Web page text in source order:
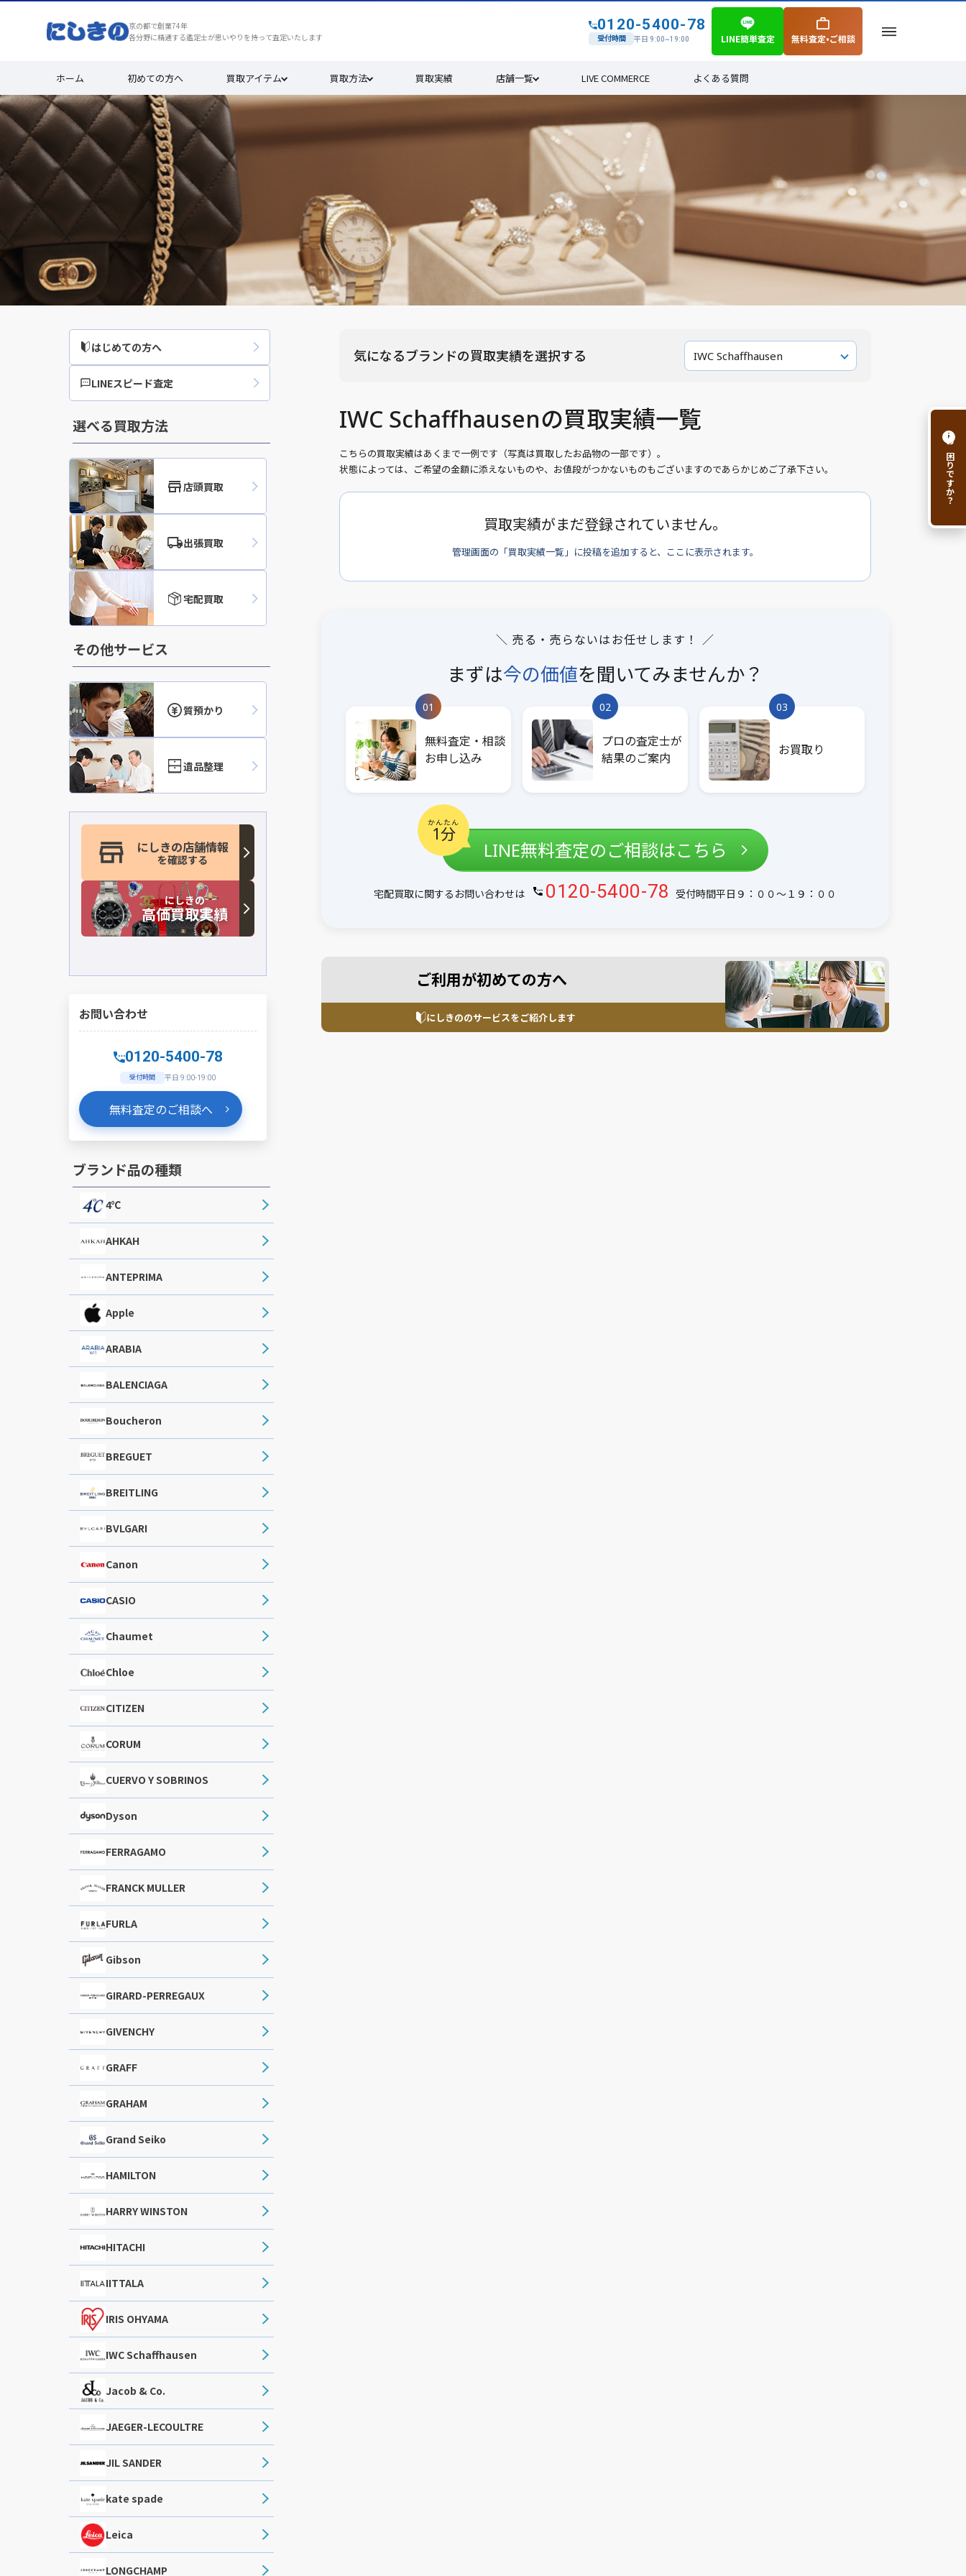
京の都で創業74年
各分野に精通する鑑定士が思いやりを持って査定いたします
0120-5400-78
受付時間 平日 9:00~19:00 LINE簡単査定 無料査定•ご相談
ホーム 初めての方へ 買取アイテム 買取方法 買取実績 店舗一覧 LIVE COMMERCE よくある質問
買取実績
買取実績
はじめての方へ
LINEスピード査定
選べる買取方法
店頭買取
出張買取
宅配買取
その他サービス
質預かり
遺品整理
にしきの店舗情報
を確認する
にしきの
高価買取実績
お問い合わせ
0120-5400-78
受付時間 平日 9:00-19:00
無料査定のご相談へ
ブランド品の種類
4℃
AHKAH
ANTEPRIMA
Apple
ARABIA
BALENCIAGA
Boucheron
BREGUET
BREITLING
BVLGARI
Canon
CASIO
Chaumet
Chloe
CITIZEN
CORUM
CUERVO Y SOBRINOS
Dyson
FERRAGAMO
FRANCK MULLER
FURLA
Gibson
GIRARD-PERREGAUX
GIVENCHY
GRAFF
GRAHAM
Grand Seiko
HAMILTON
HARRY WINSTON
HITACHI
IITTALA
IRIS OHYAMA
IWC Schaffhausen
Jacob & Co.
JAEGER-LECOULTRE
JIL SANDER
kate spade
Leica
LONGCHAMP
気になるブランドの買取実績を選択する IWC Schaffhausen
IWC Schaffhausenの買取実績一覧
こちらの買取実績はあくまで一例です（写真は買取したお品物の一部です）。
状態によっては、ご希望の金額に添えないものや、お値段がつかないものもございますのであらかじめご了承下さい。
買取実績がまだ登録されていません。
管理画面の「買取実績一覧」に投稿を追加すると、ここに表示されます。
＼ 売る・売らないはお任せします！ ／
まずは今の価値を聞いてみませんか？
01
無料査定・相談
お申し込み
02
プロの査定士が
結果のご案内
03
お買取り
かんたん
1分
LINE無料査定のご相談はこちら
宅配買取に関するお問い合わせは 0120-5400-78 受付時間平日９：００〜１９：００
ご利用が初めての方へ
にしきののサービスをご紹介します
i
お困りですか？